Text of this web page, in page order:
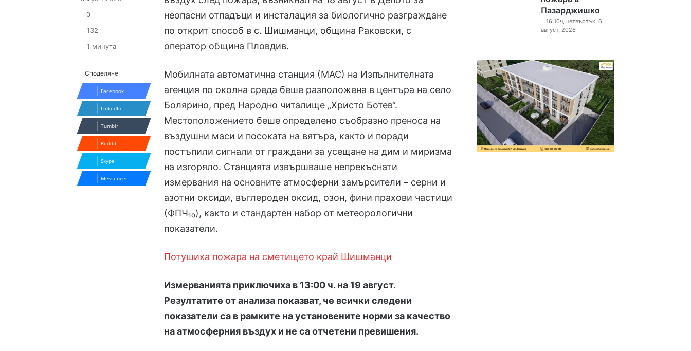
неопасни отпадъци и инсталация за биологично разграждане
по открит способ в с. Шишманци, община Раковски, с
оператор община Пловдив.
Мобилната автоматична станция (МАС) на Изпълнителната
агенция по околна среда беше разположена в центъра на село
Болярино, пред Народно читалище „Христо Ботев“.
Местоположението беше определено съобразно преноса на
въздушни маси и посоката на вятъра, както и поради
постъпили сигнали от граждани за усещане на дим и миризма
на изгоряло. Станцията извършваше непрекъснати
измервания на основните атмосферни замърсители – серни и
азотни оксиди, въглероден оксид, озон, фини прахови частици
(ФПЧ₁₀), както и стандартен набор от метеорологични
показатели.
Потушиха пожара на сметището край Шишманци
Измерванията приключиха в 13:00 ч. на 19 август.
Резултатите от анализа показват, че всички следени
показатели са в рамките на установените норми за качество
на атмосферния въздух и не са отчетени превишения.
0
132
1 минута
Споделяне
Facebook
LinkedIn
Tumblr
Reddit
Skype
Messenger
Пазарджишко
16:10ч, четвъртък, 6
август, 2026